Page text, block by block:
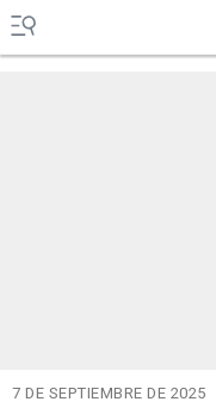
7 DE SEPTIEMBRE DE 2025